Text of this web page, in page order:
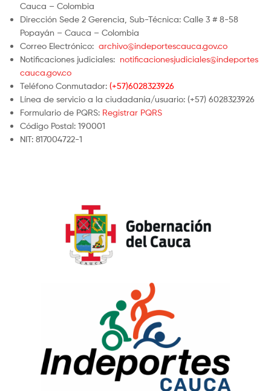
Cauca – Colombia
Dirección Sede 2 Gerencia, Sub-Técnica: Calle 3 # 8-58
Popayán – Cauca – Colombia
Correo Electrónico: archivo@indeportescauca.gov.co
Notificaciones judiciales: notificacionesjudiciales@indeportes
cauca.gov.co
Teléfono Conmutador: (+57)6028323926
Línea de servicio a la ciudadanía/usuario: (+57) 6028323926
Formulario de PQRS: Registrar PQRS
Código Postal: 190001
NIT: 817004722-1